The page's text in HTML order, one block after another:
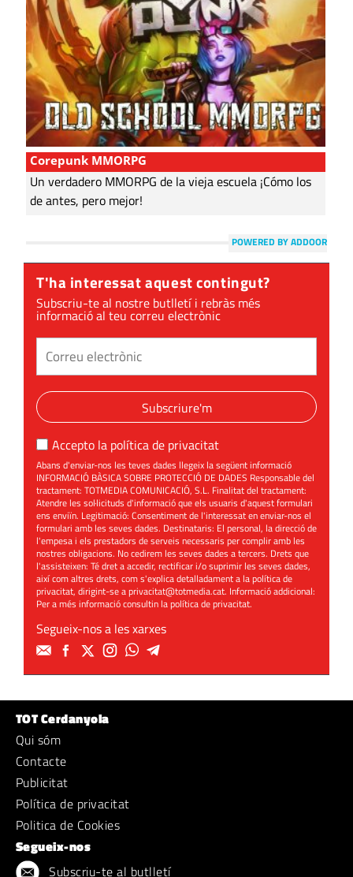
Corepunk MMORPG
Un verdadero MMORPG de la vieja escuela ¡Cómo los
de antes, pero mejor!
POWERED BY ADDOOR
T'ha interessat aquest contingut?
Subscriu-te al nostre butlletí i rebràs més
informació al teu correu electrònic
Subscriure'm
Accepto la política de privacitat
Abans d'enviar-nos les teves dades llegeix la següent informació
INFORMACIÓ BÀSICA SOBRE PROTECCIÓ DE DADES Responsable del
tractament: TOTMEDIA COMUNICACIÓ, S.L. Finalitat del tractament:
Atendre les sol·licituds d'informació que els usuaris d'aquest formulari
ens enviïn. Legitimació: Consentiment de l'interessat en enviar-nos el
formulari amb les seves dades. Destinataris: El personal, la direcció de
l'empesa i els prestadors de serveis necessaris per complir amb les
nostres obligacions. No cedirem les seves dades a tercers. Drets que
l'assisteixen: Té dret a accedir, rectificar i/o suprimir les seves dades,
així com altres drets, com s'explica detalladament a la política de
privacitat, dirigint-se aprivacitat@totmedia.cat. Informació addicional:
Per a més informació consultin lapolítica de privacitat.
Segueix-nos a les xarxes
TOT Cerdanyola
Qui sóm
Contacte
Publicitat
Política de privacitat
Politica de Cookies
Segueix-nos
Subscriu-te al butlletí